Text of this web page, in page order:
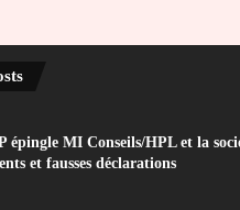
épingle MI Conseils/HPL et la
et fausses déclarations